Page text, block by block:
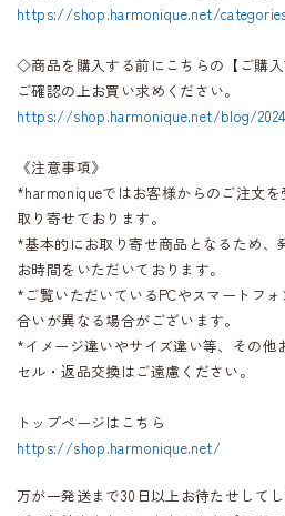
https://shop.harmonique.net/
◇商品を購入する前にこちらの【ご購
ご確認の上お買い求めください。
https://shop.harmonique.net/blog/
《注意事項》
*harmoniqueではお客様からのご注文を
取り寄せております。
*基本的にお取り寄せ商品となるため、
お時間をいただいております。
*ご覧いただいているPCやスマートフ
合いが異なる場合がございます。
*イメージ違いやサイズ違い等、その他
セル・返品交換はご遠慮ください。
トップページはこちら
https://shop.harmonique.net/
万が一発送まで30日以上お待たせして